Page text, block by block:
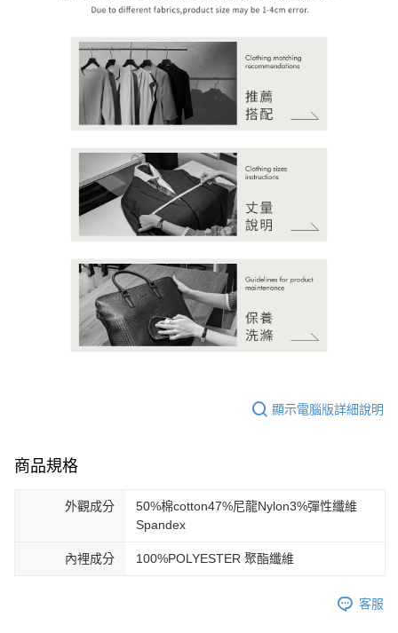
顯示電腦版詳細說明
商品規格
外觀成分
50%棉cotton47%尼龍Nylon3%彈性纖維
Spandex
內裡成分 100%POLYESTER 聚酯纖維
客服